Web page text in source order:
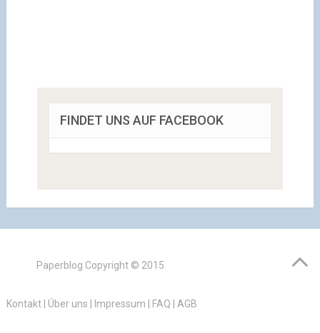
FINDET UNS AUF FACEBOOK
Paperblog Copyright © 2015.
Kontakt| Über uns Impressum FAQ AGB